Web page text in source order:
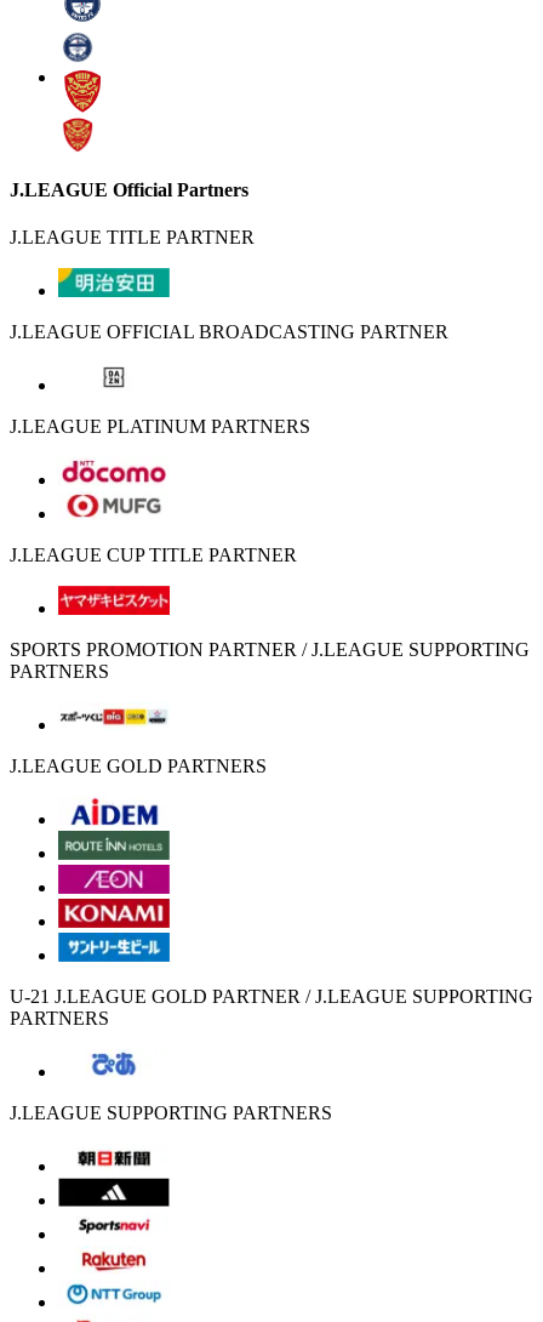
J.LEAGUE Official Partners
J.LEAGUE TITLE PARTNER
J.LEAGUE OFFICIAL BROADCASTING PARTNER
J.LEAGUE PLATINUM PARTNERS
J.LEAGUE CUP TITLE PARTNER
SPORTS PROMOTION PARTNER / J.LEAGUE SUPPORTING
PARTNERS
J.LEAGUE GOLD PARTNERS
U-21 J.LEAGUE GOLD PARTNER / J.LEAGUE SUPPORTING
PARTNERS
J.LEAGUE SUPPORTING PARTNERS